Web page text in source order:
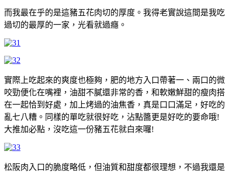
而我最在乎的是這豬五花肉切的厚度。我得老實說這間是我吃
過切的最厚的一家，光看就過癮。
實際上吃起來的爽度也極夠，肥的地方入口帶著一、兩口的微
咬勁便化在嘴裡，油甜不膩還非常的香，和軟嫩鮮甜的瘦肉搭
在一起恰到好處，加上烤過的油焦香，真是口口滿足，好吃的
亂七八糟。同樣的單吃就很好吃，沾點醬更是好吃的要命哦!
大推加必點，沒吃這一份豬五花就白來囉!
松阪肉入口的脆度略低，但油質和甜度都很理想，不過我還是